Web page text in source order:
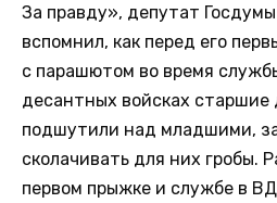
За правду», депутат
вспомнил, как перед его
с парашютом во время
десантных войсках старшие
подшутили над младшими,
сколачивать для них гробы.
первом прыжке и службе в